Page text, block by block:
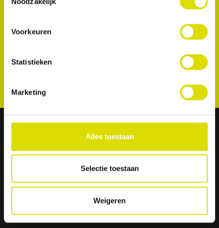
Voorkeuren
Statistieken
Marketing
Alles toestaan
Selectie toestaan
Weigeren
Isolite- i3 Systeem -
Nu verkrijgbaar
Verlichting